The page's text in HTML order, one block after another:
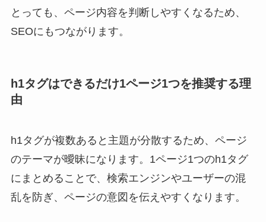
とっても、ページ内容を判断しやすくなるため、
SEOにもつながります。
h1タグはできるだけ1ページ1つを推奨する理
由
h1タグが複数あると主題が分散するため、ページ
のテーマが曖昧になります。1ページ1つのh1タグ
にまとめることで、検索エンジンやユーザーの混
乱を防ぎ、ページの意図を伝えやすくなります。